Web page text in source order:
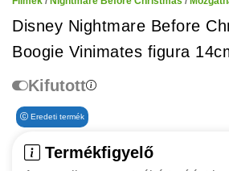
Disney Nightmare Before
Boogie Vinimates figura
Kifutott
Eredeti termék
Termékfigyelő